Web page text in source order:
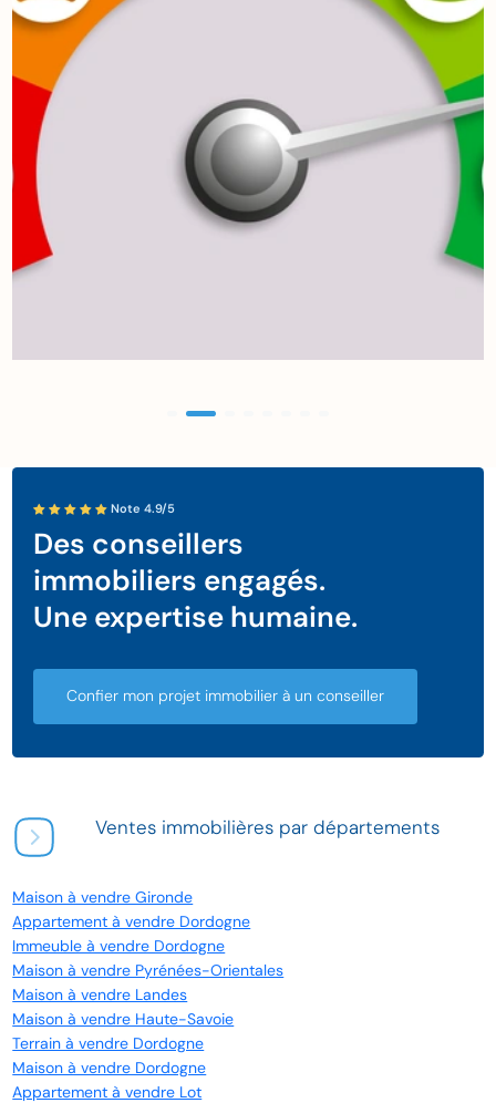
Note 4.9/5
Des conseillers
immobiliers engagés.
Une expertise humaine.
Confier mon projet immobilier à un conseiller
Ventes immobilières par départements
Maison à vendre Gironde
Appartement à vendre Dordogne
Immeuble à vendre Dordogne
Maison à vendre Pyrénées-Orientales
Maison à vendre Landes
Maison à vendre Haute-Savoie
Terrain à vendre Dordogne
Maison à vendre Dordogne
Appartement à vendre Lot